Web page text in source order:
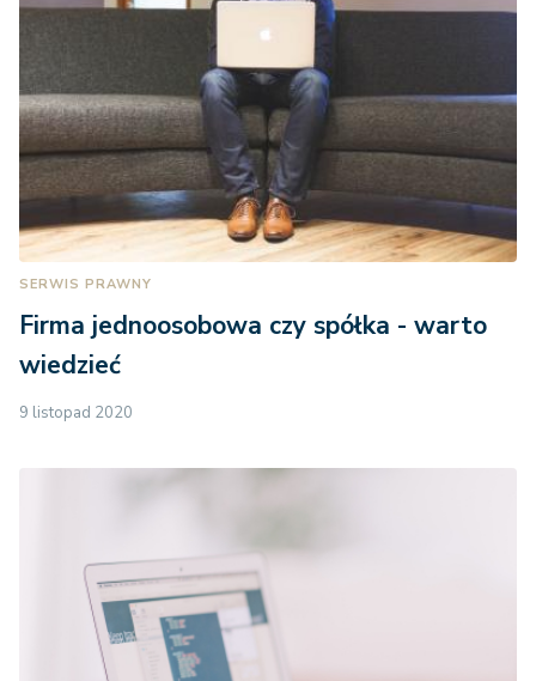
SERWIS PRAWNY
Firma jednoosobowa czy spółka - warto
wiedzieć
9 listopad 2020